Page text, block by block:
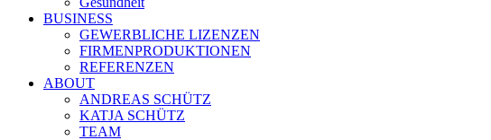
BUSINESS
GEWERBLICHE LIZENZEN
FIRMENPRODUKTIONEN
REFERENZEN
ABOUT
ANDREAS SCHÜTZ
KATJA SCHÜTZ
TEAM